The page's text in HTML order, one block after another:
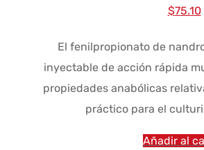
El
era:
$75.10El
El fenilpropionato de
inyectable de acción rápida
propiedades anabólicas
práctico para el
Añadir al